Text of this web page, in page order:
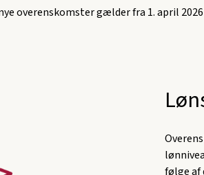
overenskomster gælder fra 1. april
følge af